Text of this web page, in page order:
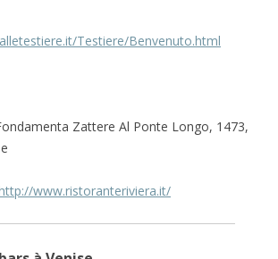
Testiere/Benvenuto.html
Zattere Al Ponte Longo, 1473,
www.ristoranteriviera.it/